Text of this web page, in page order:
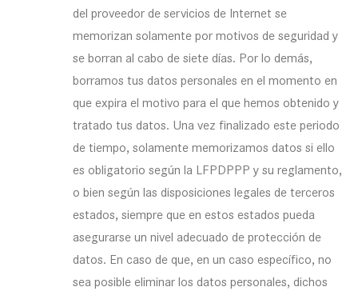
del proveedor de servicios de Internet se
memorizan solamente por motivos de seguridad y
se borran al cabo de siete días. Por lo demás,
borramos tus datos personales en el momento en
que expira el motivo para el que hemos obtenido y
tratado tus datos. Una vez finalizado este periodo
de tiempo, solamente memorizamos datos si ello
es obligatorio según la LFPDPPP y su reglamento,
o bien según las disposiciones legales de terceros
estados, siempre que en estos estados pueda
asegurarse un nivel adecuado de protección de
datos. En caso de que, en un caso específico, no
sea posible eliminar los datos personales, dichos